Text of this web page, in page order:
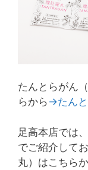
たんとらがん
らから →たん
足高本店では
でご紹介して
丸）はこちら